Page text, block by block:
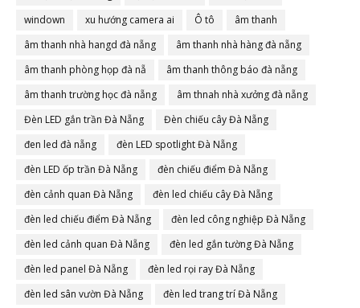
windown
xu hướng camera ai Ô tô
âm thanh
âm thanh nhà hangd đà nẵng
âm thanh nhà hàng đà nẵng
âm thanh phòng họp đà nẵ
âm thanh thông báo đà nẵng
âm thanh trường học đà nẵng
âm thnah nhà xưởng đà nẵng
Đèn LED gắn trần Đà Nẵng
Đèn chiếu cây Đà Nẵng
đen led đà nẵng
đèn LED spotlight Đà Nẵng
đèn LED ốp trần Đà Nẵng
đèn chiếu điểm Đà Nẵng
đèn cảnh quan Đà Nẵng
đèn led chiếu cây Đà Nẵng
đèn led chiếu điểm Đà Nẵng
đèn led công nghiệp Đà Nẵng
đèn led cảnh quan Đà Nẵng
đèn led gắn tường Đà Nẵng
đèn led panel Đà Nẵng
đèn led rọi ray Đà Nẵng
đèn led sân vườn Đà Nẵng
đèn led trang trí Đà Nẵng